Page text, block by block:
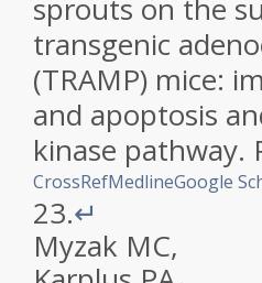
sprouts on the
transgenic
(TRAMP) mice:
and apoptosis
kinase pathway.
CrossRefMedlineGoogle
23.↵
Myzak MC,